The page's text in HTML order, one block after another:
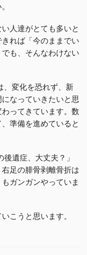
人達がとても多いと
れば「今のままでい
も、そんなわけない
、変化を恐れず、新
なっていきたいと思
ってきています。数
準備を進めていると
遺症、大丈夫？」
足の腓骨剥離骨折は
ガンガンやっていま
こうと思います。